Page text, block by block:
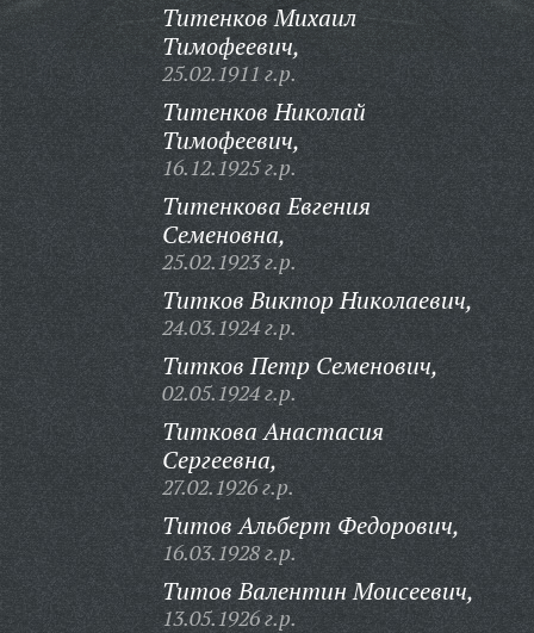
Титенков Михаил
Тимофеевич,
25.02.1911 г.р.
Титенков Николай
Тимофеевич,
16.12.1925 г.р.
Титенкова Евгения
Семеновна,
25.02.1923 г.р.
Титков Виктор Николаевич,
24.03.1924 г.р.
Титков Петр Семенович,
02.05.1924 г.р.
Титкова Анастасия
Сергеевна,
27.02.1926 г.р.
Титов Альберт Федорович,
16.03.1928 г.р.
Титов Валентин Моисеевич,
13.05.1926 г.р.